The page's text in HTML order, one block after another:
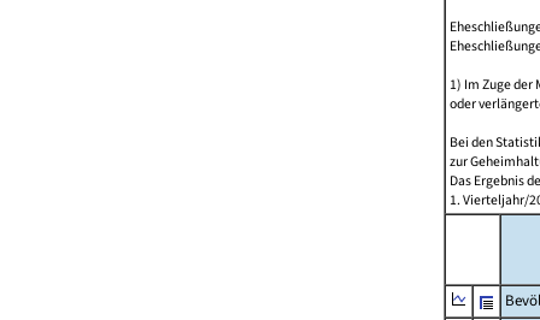
1) Im Zuge
oder
Bei den
zur
Das Ergebnis
1. Vierteljahr/